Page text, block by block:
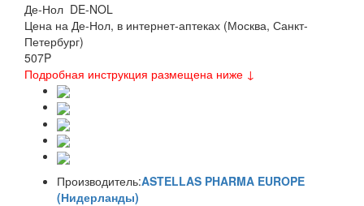
Де-Нол DE-NOL
Цена на Де-Нол, в интернет-аптеках (Москва, Санкт-
Петербург)
507P
Подробная инструкция размещена ниже ↓
Производитель:ASTELLAS PHARMA EUROPE
(Нидерланды)